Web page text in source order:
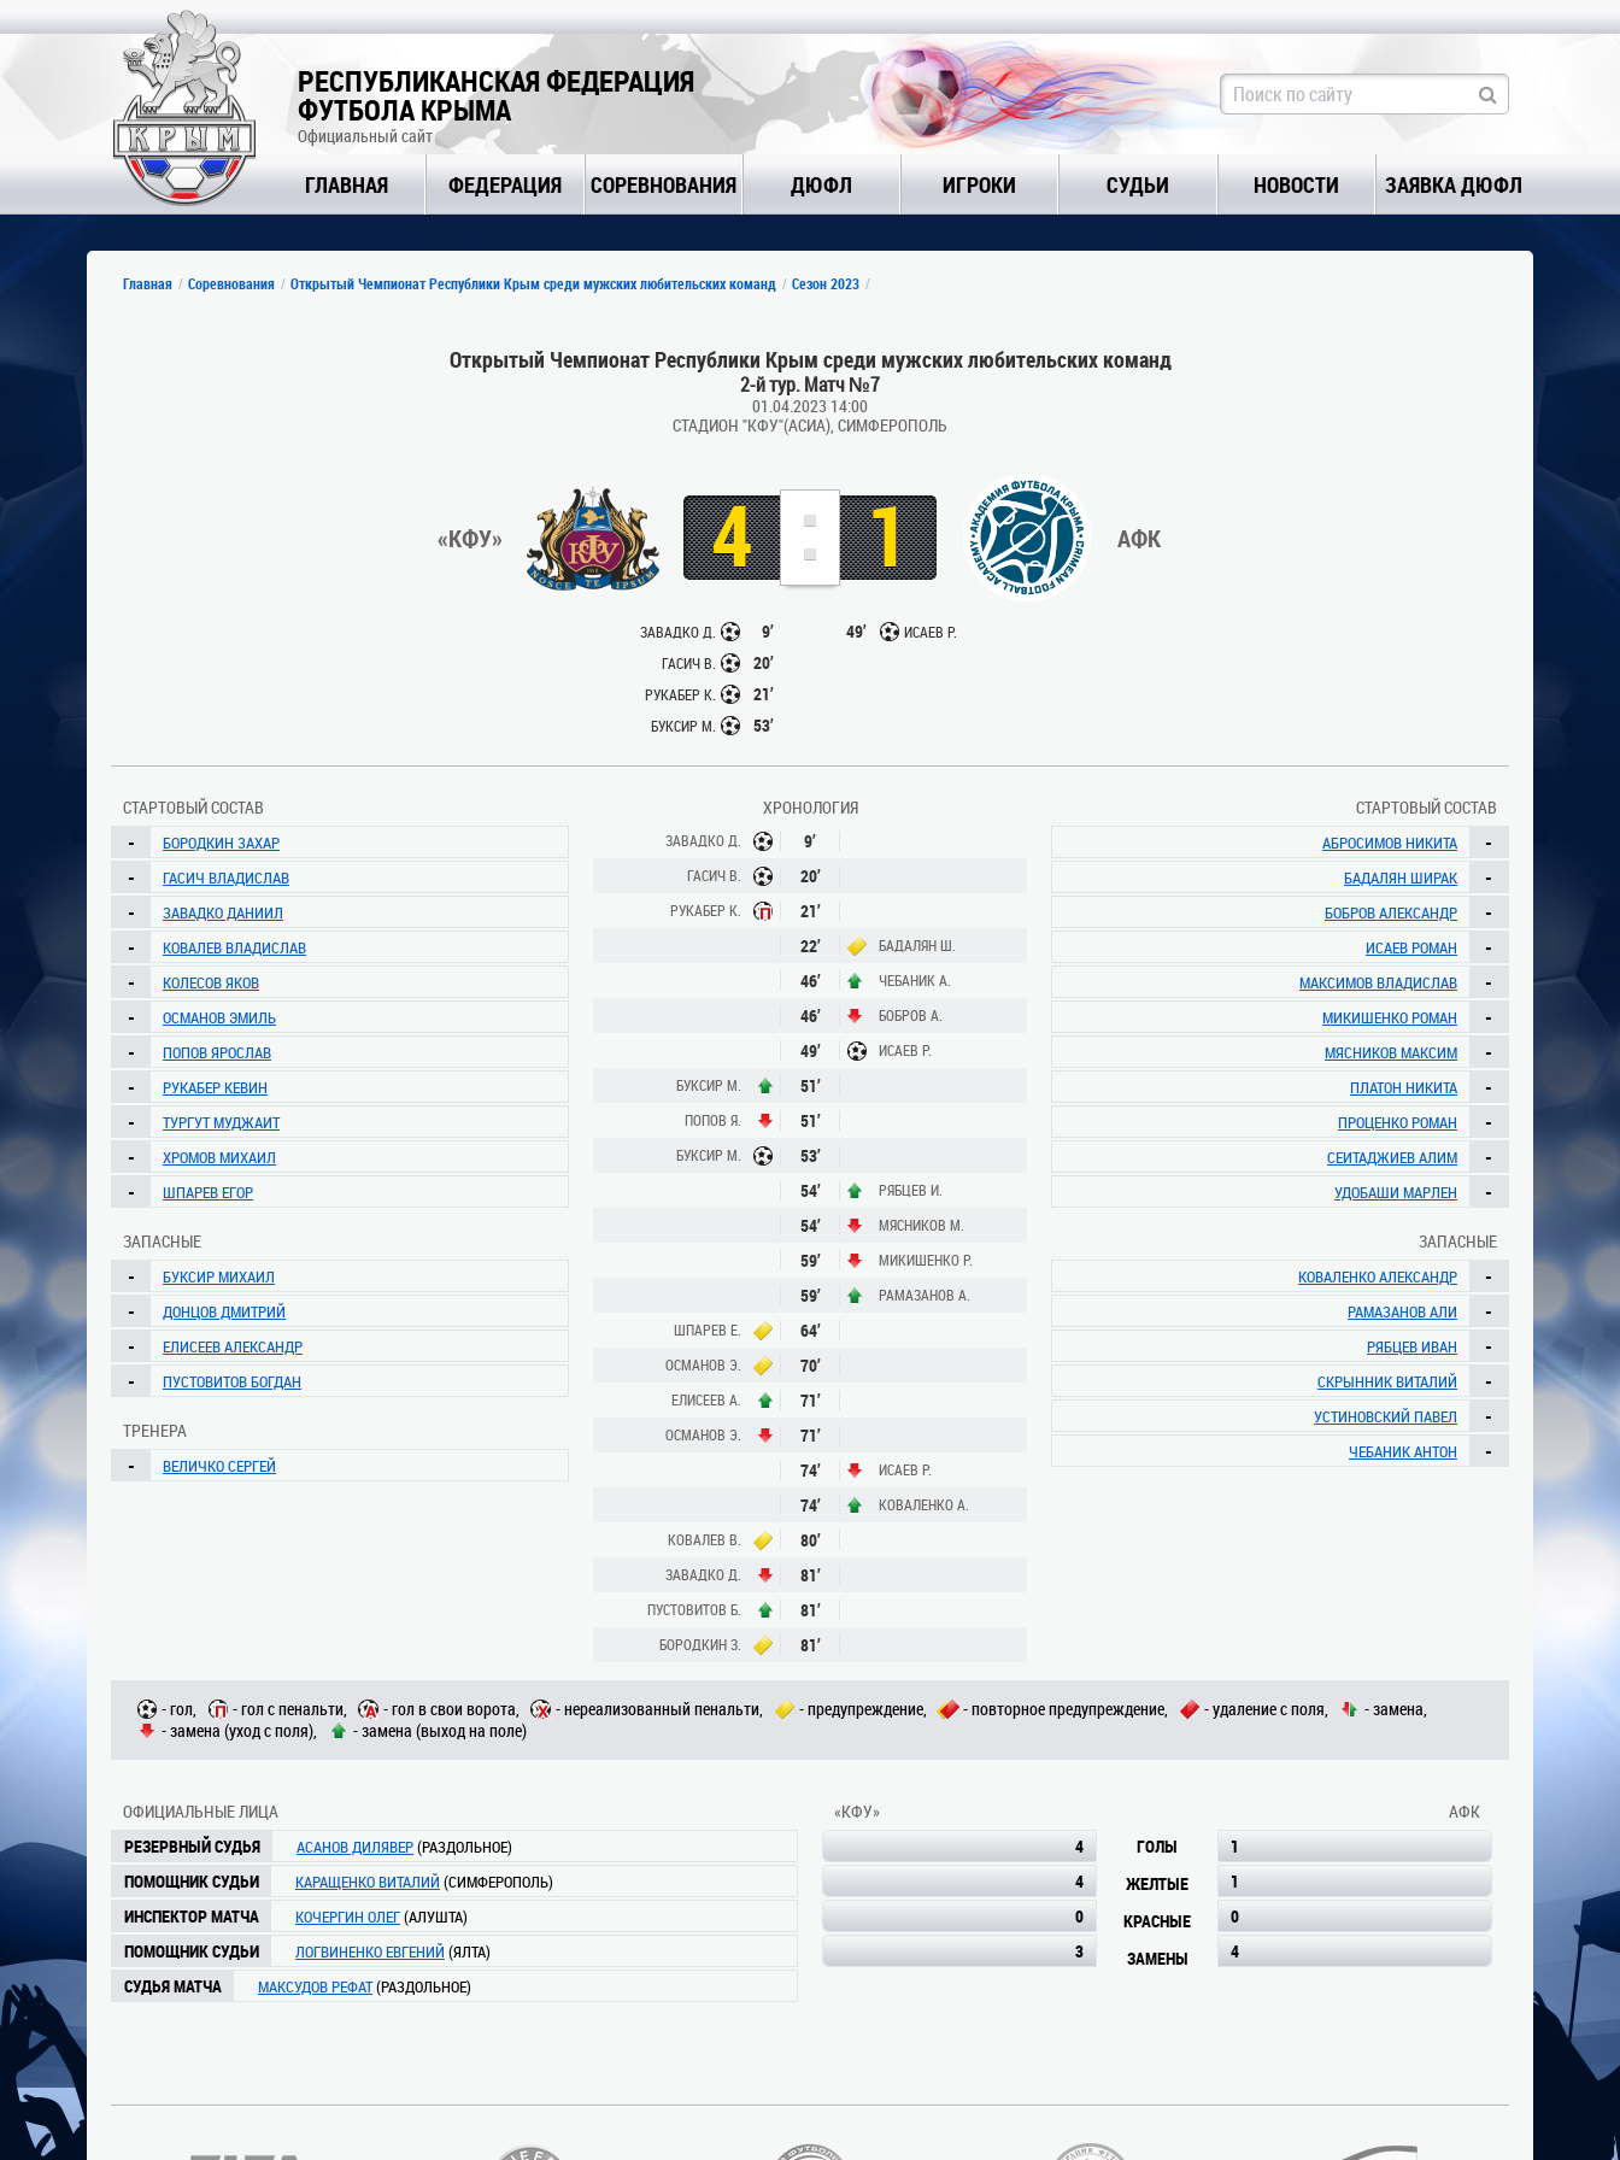
РЕСПУБЛИКАНСКАЯ ФЕДЕРАЦИЯ
ФУТБОЛА КРЫМА
Официальный сайт
ГЛАВНАЯ ФЕДЕРАЦИЯ СОРЕВНОВАНИЯ ДЮФЛ ИГРОКИ СУДЬИ НОВОСТИ ЗАЯВКА ДЮФЛ
Главная Соревнования Открытый Чемпионат Республики Крым среди мужских любительских команд Сезон 2023
Открытый Чемпионат Республики Крым среди мужских любительских команд
2-й тур. Матч №7
01.04.2023 14:00
СТАДИОН "КФУ"(АСИА), СИМФЕРОПОЛЬ
«КФУ» 4 : 1 АФК
ЗАВАДКО Д. 9’
ГАСИЧ В. 20’
РУКАБЕР К. 21’
БУКСИР М. 53’
ИСАЕВ Р.
49’
СТАРТОВЫЙ СОСТАВ
- БОРОДКИН ЗАХАР
- ГАСИЧ ВЛАДИСЛАВ
- ЗАВАДКО ДАНИИЛ
- КОВАЛЕВ ВЛАДИСЛАВ
- КОЛЕСОВ ЯКОВ
- ОСМАНОВ ЭМИЛЬ
- ПОПОВ ЯРОСЛАВ
- РУКАБЕР КЕВИН
- ТУРГУТ МУДЖАИТ
- ХРОМОВ МИХАИЛ
- ШПАРЕВ ЕГОР
ЗАПАСНЫЕ
- БУКСИР МИХАИЛ
- ДОНЦОВ ДМИТРИЙ
- ЕЛИСЕЕВ АЛЕКСАНДР
- ПУСТОВИТОВ БОГДАН
ТРЕНЕРА
- ВЕЛИЧКО СЕРГЕЙ
ХРОНОЛОГИЯ
ЗАВАДКО Д. 9’
ГАСИЧ В. 20’
РУКАБЕР К.
21’
22’
БАДАЛЯН Ш.
46’ ЧЕБАНИК А.
46’ БОБРОВ А.
49’
ИСАЕВ Р.
БУКСИР М.
51’
ПОПОВ Я. 51’
БУКСИР М.
53’
54’
РЯБЦЕВ И.
54’ МЯСНИКОВ М.
59’ МИКИШЕНКО Р.
59’
РАМАЗАНОВ А.
ШПАРЕВ Е.
64’
ОСМАНОВ Э. 70’
ЕЛИСЕЕВ А. 71’
ОСМАНОВ Э.
71’
74’
ИСАЕВ Р.
74’
КОВАЛЕНКО А.
КОВАЛЕВ В.
80’
ЗАВАДКО Д. 81’
ПУСТОВИТОВ Б. 81’
БОРОДКИН З. 81’
СТАРТОВЫЙ СОСТАВ
-
АБРОСИМОВ НИКИТА
-
БАДАЛЯН ШИРАК
-
БОБРОВ АЛЕКСАНДР
-
ИСАЕВ РОМАН
-
МАКСИМОВ ВЛАДИСЛАВ
-
МИКИШЕНКО РОМАН
-
МЯСНИКОВ МАКСИМ
-
ПЛАТОН НИКИТА
-
ПРОЦЕНКО РОМАН
-
СЕИТАДЖИЕВ АЛИМ
-
УДОБАШИ МАРЛЕН
ЗАПАСНЫЕ
-
КОВАЛЕНКО АЛЕКСАНДР
-
РАМАЗАНОВ АЛИ
-
РЯБЦЕВ ИВАН
-
СКРЫННИК ВИТАЛИЙ
-
УСТИНОВСКИЙ ПАВЕЛ
-
ЧЕБАНИК АНТОН
- гол, - гол с пенальти, - гол в свои ворота, - нереализованный пенальти, - предупреждение, - повторное предупреждение, - удаление с поля,
- замена,
- замена (уход с поля),
- замена (выход на поле)
ОФИЦИАЛЬНЫЕ ЛИЦА
РЕЗЕРВНЫЙ СУДЬЯ
АСАНОВ ДИЛЯВЕР(РАЗДОЛЬНОЕ)
ПОМОЩНИК СУДЬИ КАРАЩЕНКО ВИТАЛИЙ (СИМФЕРОПОЛЬ)
ИНСПЕКТОР МАТЧА КОЧЕРГИН ОЛЕГ(АЛУШТА)
ПОМОЩНИК СУДЬИ ЛОГВИНЕНКО ЕВГЕНИЙ (ЯЛТА)
СУДЬЯ МАТЧА МАКСУДОВ РЕФАТ(РАЗДОЛЬНОЕ)
«КФУ»
4
4
0
3
ГОЛЫ
ЖЕЛТЫЕ
КРАСНЫЕ
ЗАМЕНЫ
АФК
1
1
0
4